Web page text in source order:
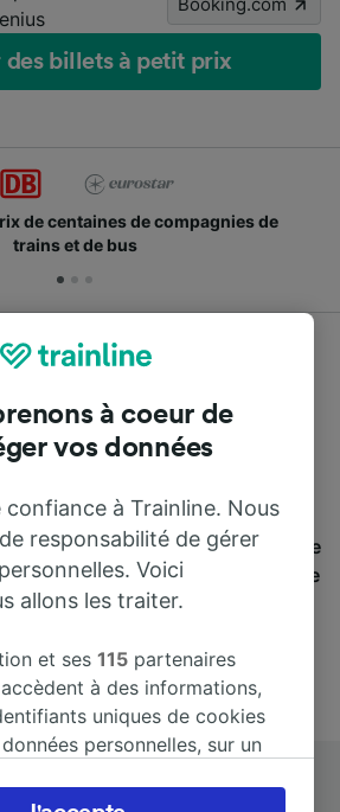
des billets à petit prix
de centaines de compagnies de
trains et de bus
de Gelsenkirchen Hbf à
au bon endroit.
de bus, lancez simplement
Nous comparons les temps
voyages, en train et en bus.
votre voyage commence
avec plus de 170 compagnies de
et achetez vos billets sur
Hbf à Hamburg Hbf en
à coeur de
vos données
à Trainline. Nous
responsabilité de gérer
Voici
allons les traiter.
et ses115 partenaires
à des informations,
uniques de cookies
personnelles, sur un
en exerçant votre